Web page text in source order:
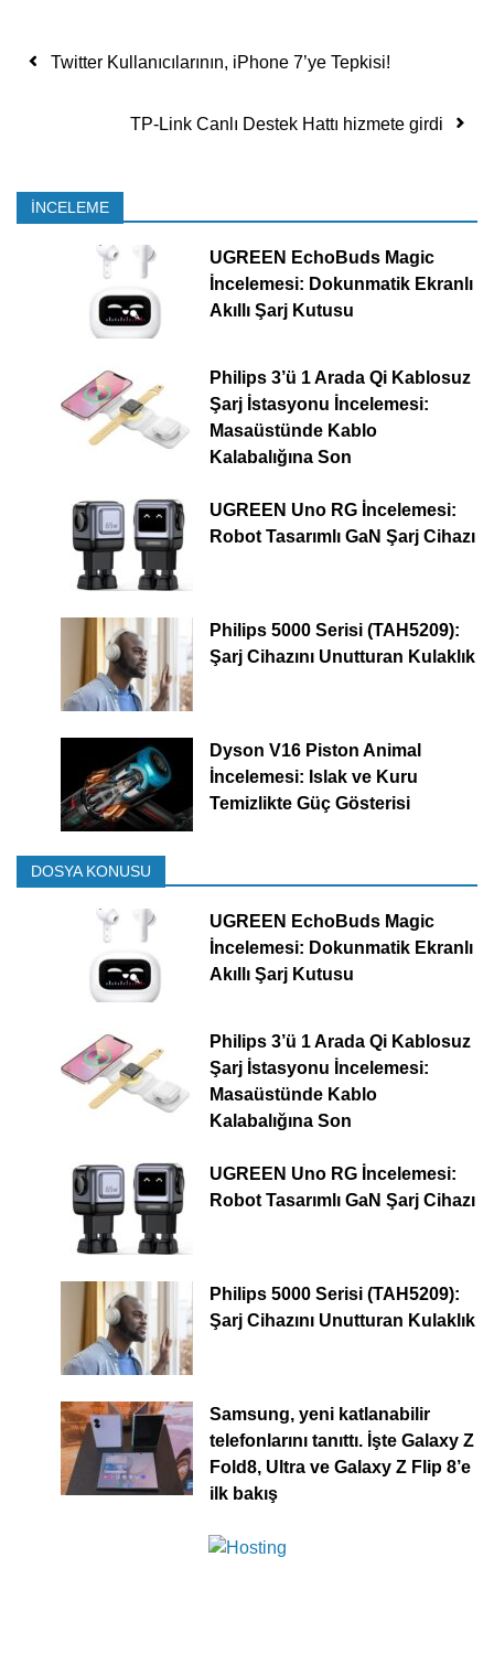
Yazı dolaşımı
Twitter Kullanıcılarının, iPhone 7’ye Tepkisi!
TP-Link Canlı Destek Hattı hizmete girdi
İNCELEME
UGREEN EchoBuds Magic
İncelemesi: Dokunmatik Ekranlı
Akıllı Şarj Kutusu
Philips 3’ü 1 Arada Qi Kablosuz
Şarj İstasyonu İncelemesi:
Masaüstünde Kablo
Kalabalığına Son
UGREEN Uno RG İncelemesi:
Robot Tasarımlı GaN Şarj Cihazı
Philips 5000 Serisi (TAH5209):
Şarj Cihazını Unutturan Kulaklık
Dyson V16 Piston Animal
İncelemesi: Islak ve Kuru
Temizlikte Güç Gösterisi
DOSYA KONUSU
UGREEN EchoBuds Magic
İncelemesi: Dokunmatik Ekranlı
Akıllı Şarj Kutusu
Philips 3’ü 1 Arada Qi Kablosuz
Şarj İstasyonu İncelemesi:
Masaüstünde Kablo
Kalabalığına Son
UGREEN Uno RG İncelemesi:
Robot Tasarımlı GaN Şarj Cihazı
Philips 5000 Serisi (TAH5209):
Şarj Cihazını Unutturan Kulaklık
Samsung, yeni katlanabilir
telefonlarını tanıttı. İşte Galaxy Z
Fold8, Ultra ve Galaxy Z Flip 8’e
ilk bakış